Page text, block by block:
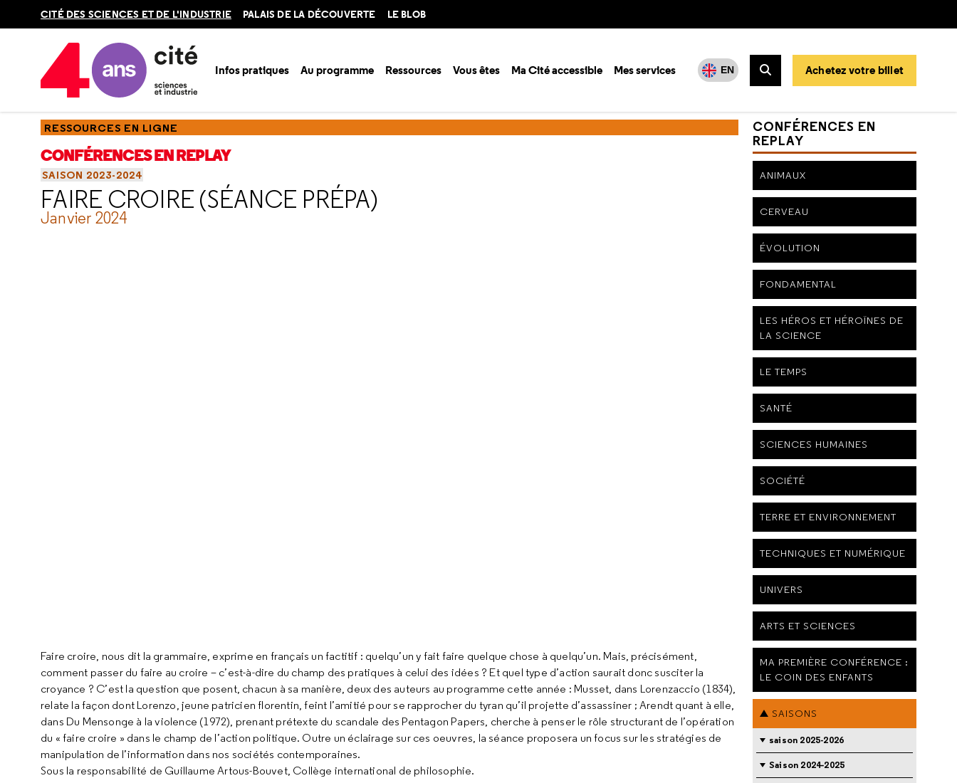
CITÉ DES SCIENCES ET DE L'INDUSTRIE PALAIS DE LA DÉCOUVERTE LE BLOB
Infos pratiques Au programme Ressources Vous êtes Ma Cité accessible Mes services EN
Rechercher
Achetez votre billet
Accueil Ressources
RESSOURCES EN LIGNE
CONFÉRENCES EN REPLAY
SAISON 2023-2024
FAIRE CROIRE (SÉANCE PRÉPA)
Janvier 2024
Faire croire, nous dit la grammaire, exprime en français un factitif : quelqu’un y fait faire quelque chose à quelqu’un. Mais, précisément,
comment passer du faire au croire – c’est-à-dire du champ des pratiques à celui des idées ? Et quel type d’action saurait donc susciter la
croyance ? C’est la question que posent, chacun à sa manière, deux des auteurs au programme cette année : Musset, dans Lorenzaccio (1834),
relate la façon dont Lorenzo, jeune patricien florentin, feint l’amitié pour se rapprocher du tyran qu’il projette d’assassiner ; Arendt quant à elle,
dans Du Mensonge à la violence (1972), prenant prétexte du scandale des Pentagon Papers, cherche à penser le rôle structurant de l’opération
du « faire croire » dans le champ de l’action politique. Outre un éclairage sur ces oeuvres, la séance proposera un focus sur les stratégies de
manipulation de l’information dans nos sociétés contemporaines.
Sous la responsabilité de Guillaume Artous-Bouvet, Collège international de philosophie.
CONFÉRENCES EN
REPLAY
ANIMAUX
CERVEAU
ÉVOLUTION
FONDAMENTAL
LES HÉROS ET HÉROÏNES DE
LA SCIENCE
LE TEMPS
SANTÉ
SCIENCES HUMAINES
SOCIÉTÉ
TERRE ET ENVIRONNEMENT
TECHNIQUES ET NUMÉRIQUE
UNIVERS
ARTS ET SCIENCES
MA PREMIÈRE CONFÉRENCE :
LE COIN DES ENFANTS
SAISONS
saison 2025-2026
Saison 2024-2025